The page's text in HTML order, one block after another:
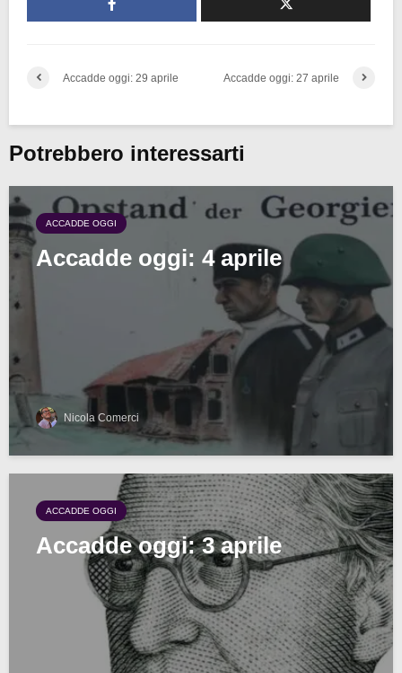
Accadde oggi: 29 aprile Accadde oggi: 27 aprile
Potrebbero interessarti
ACCADDE OGGI
Accadde oggi: 4 aprile
Nicola Comerci
ACCADDE OGGI
Accadde oggi: 3 aprile